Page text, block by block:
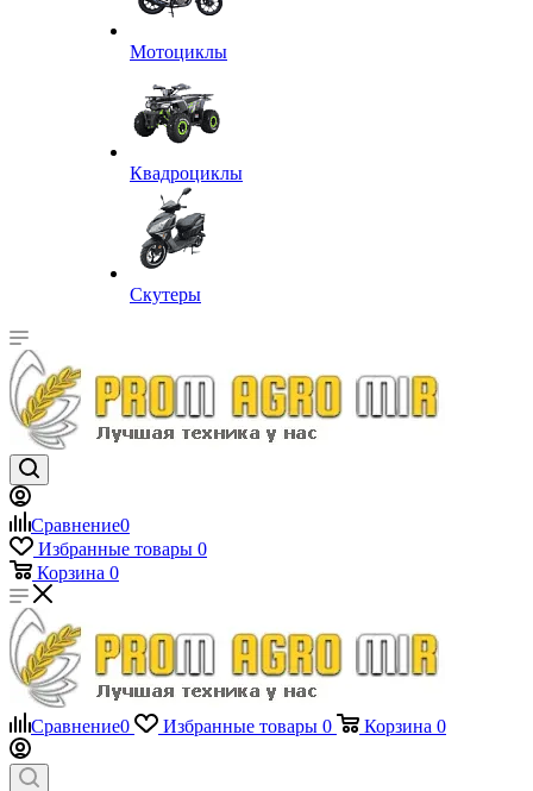
Мотоциклы
Квадроциклы
Скутеры
Сравнение0
Избранные товары 0
Корзина 0
Сравнение0 Избранные товары 0 Корзина 0